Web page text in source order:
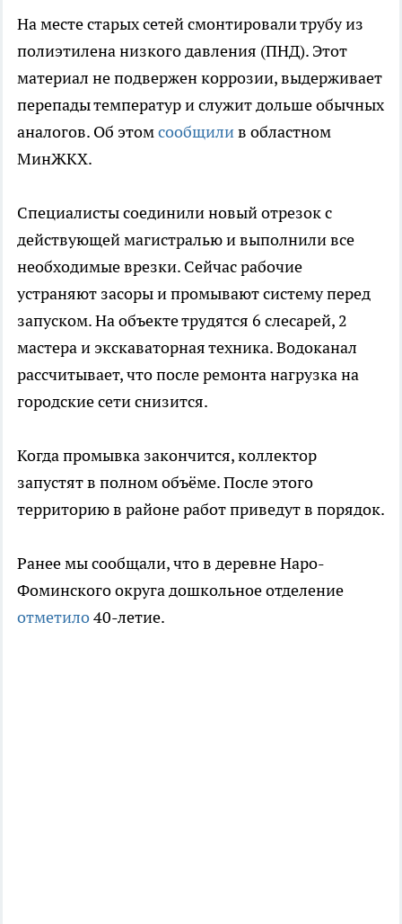
На месте старых сетей смонтировали трубу из
полиэтилена низкого давления (ПНД). Этот
материал не подвержен коррозии, выдерживает
перепады температур и служит дольше обычных
аналогов. Об этомсообщилив областном
МинЖКХ.
Специалисты соединили новый отрезок с
действующей магистралью и выполнили все
необходимые врезки. Сейчас рабочие
устраняют засоры и промывают систему перед
запуском. На объекте трудятся 6 слесарей, 2
мастера и экскаваторная техника. Водоканал
рассчитывает, что после ремонта нагрузка на
городские сети снизится.
Когда промывка закончится, коллектор
запустят в полном объёме. После этого
территорию в районе работ приведут в порядок.
Ранее мы сообщали, что в деревне Наро-
Фоминского округа дошкольное отделение
отметило40-летие.